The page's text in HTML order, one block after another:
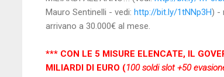
Mauro Sentinelli - vedi: http://bit.ly/1tNNp3H) -
arrivano a 30.000€ al mese.
*** CON LE 5 MISURE ELENCATE, IL
MILIARDI DI EURO (100 soldi slot +50